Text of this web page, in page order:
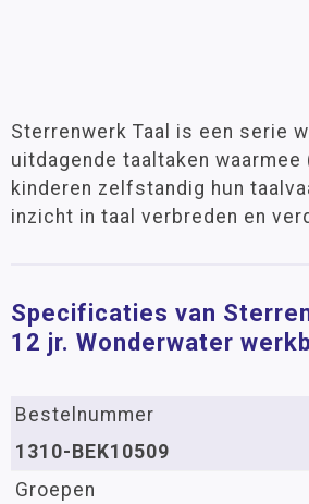
Sterrenwerk Taal is een serie
uitdagende taaltaken waarmee
kinderen zelfstandig hun
inzicht in taal verbreden en
Specificaties van
12 jr. Wonderwater
Bestelnummer
1310-BEK10509
Groepen